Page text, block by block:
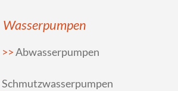
Wasserpumpen
Abwasserpumpen
Schmutzwasserpumpen